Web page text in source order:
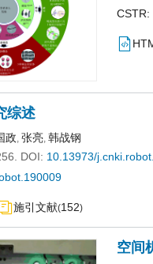
CSTR:
综述
政, 张亮, 韩战钢
DOI: 10.13973/
施引文献(152)
空间